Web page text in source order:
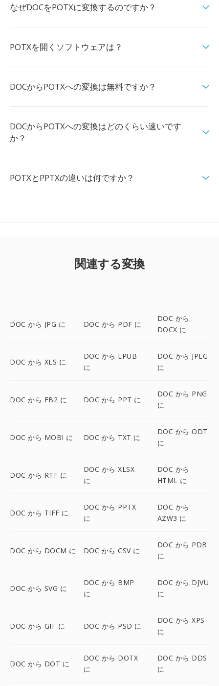
なぜDOCをPOTXに変換するのですか？
POTXを開くソフトウェアは？
DOCからPOTXへの変換は無料ですか？
DOCからPOTXへの変換はどのくらい速いです
か？
POTXとPPTXの違いは何ですか？
関連する変換
DOC から JPG に DOC から PDF に
DOC から
DOCX に
DOC から XLS に
DOC から EPUB
に
DOC から JPEG
に
DOC から FB2 に DOC から PPT に
DOC から PNG
に
DOC から MOBI に DOC から TXT に
DOC から ODT
に
DOC から RTF に
DOC から XLSX
に
DOC から
HTML に
DOC から TIFF に
DOC から PPTX
に
DOC から
AZW3 に
DOC から DOCM に DOC から CSV に
DOC から PDB
に
DOC から SVG に
DOC から BMP
に
DOC から DJVU
に
DOC から GIF に DOC から PSD に
DOC から XPS
に
DOC から DOT に
DOC から DOTX
に
DOC から DDS
に